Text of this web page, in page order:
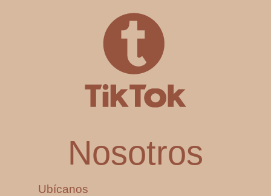
Nosotros
Ubícanos